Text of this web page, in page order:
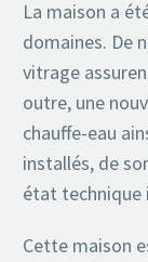
La maison a
domaines. De
vitrage
outre, une
chauffe-eau
installés, de
état technique
Cette maison